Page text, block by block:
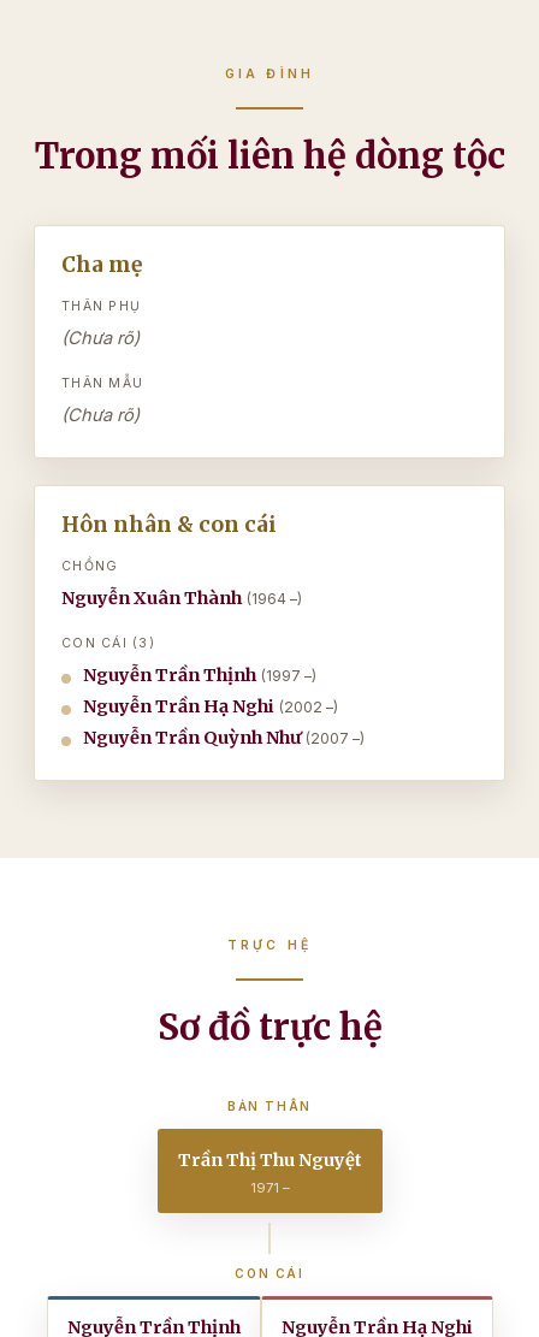
GIA ĐÌNH
Trong mối liên hệ dòng tộc
Cha mẹ
THÂN PHỤ
(Chưa rõ)
THÂN MẪU
(Chưa rõ)
Hôn nhân & con cái
CHỒNG
Nguyễn Xuân Thành (1964 –)
CON CÁI (3)
Nguyễn Trần Thịnh (1997 –)
Nguyễn Trần Hạ Nghi (2002 –)
Nguyễn Trần Quỳnh Như (2007 –)
TRỰC HỆ
Sơ đồ trực hệ
BẢN THÂN
Trần Thị Thu Nguyệt
1971 –
CON CÁI
Nguyễn Trần Thịnh Nguyễn Trần Hạ Nghi